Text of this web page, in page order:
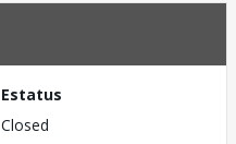
Estatus
Closed